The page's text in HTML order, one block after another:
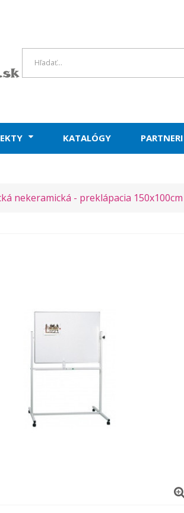
KATALÓGY PARTNERI
nekeramická - preklápacia 150x100cm